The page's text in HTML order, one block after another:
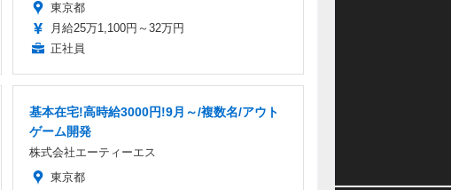
東京都
月給25万1,100円～32万円
正社員
基本在宅!高時給3000円!9月～/複数名/アウト
ゲーム開発
株式会社エーティーエス
東京都